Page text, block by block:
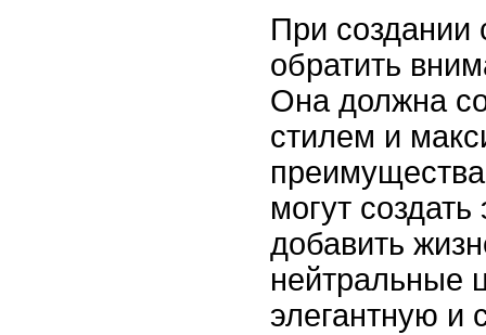
При создании
обратить
Она должна
стилем и
могут
добавить
нейтральные
элегантную и